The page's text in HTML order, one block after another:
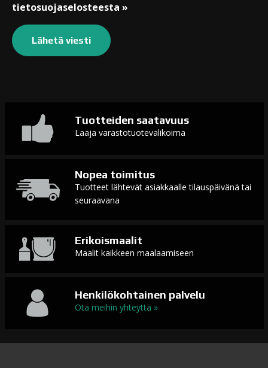
tietosuojaselosteesta »
Tuotteiden saatavuus
Laaja varastotuotevalikoima
Nopea toimitus
Tuotteet lähtevät asiakkaalle tilauspäivänä tai
seuraavana
Erikoismaalit
Maalit kaikkeen maalaamiseen
Henkilökohtainen palvelu
Ota meihin yhteyttä »